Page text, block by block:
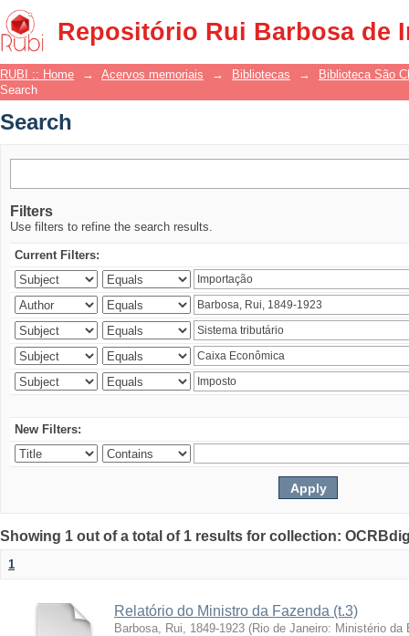
Repositório Rui Barbosa de
Search
RUBI :: Home → Acervos memoriais → Bibliotecas →
Biblioteca São
Search
Search
Filters
Use filters to refine the search results.
Current Filters:
New Filters:
Showing 1 out of a total of 1 results for collection:
1
Relatório do Ministro da Fazenda (t.3)
Barbosa, Rui, 1849-1923 (Rio de Janeiro: Ministério